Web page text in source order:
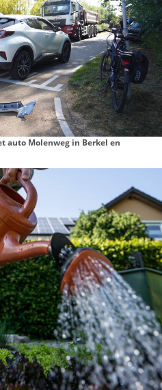
voor bromtoonklachten in
passend onderwijs dicht bij